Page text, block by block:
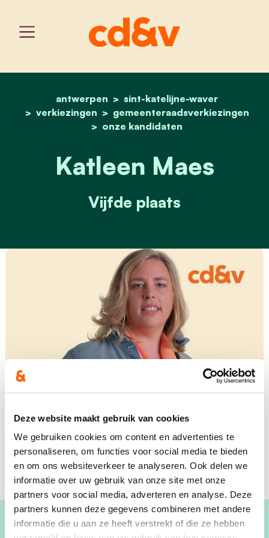
Deze website maakt gebruik van cookies
We gebruiken cookies om content en advertenties te
personaliseren, om functies voor social media te bieden
en om ons websiteverkeer te analyseren. Ook delen we
informatie over uw gebruik van onze site met onze
partners voor social media, adverteren en analyse. Deze
partners kunnen deze gegevens combineren met andere
informatie die u aan ze heeft verstrekt of die ze hebben
home
antwerpen
sint-katelijne-waver
verkiezingen
gemeenteraadsverkiezingen
onze kandidaten
katleen maes
Katleen Maes
Vijfde plaats